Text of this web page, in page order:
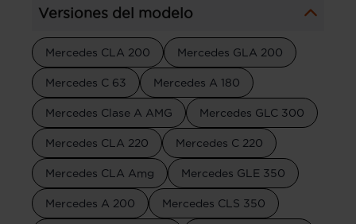
Versiones del modelo
Mercedes CLA 200 Mercedes GLA 200
Mercedes C 63 Mercedes A 180
Mercedes Clase A AMG Mercedes GLC 300
Mercedes CLA 220 Mercedes C 220
Mercedes CLA Amg Mercedes GLE 350
Mercedes A 200 Mercedes CLS 350